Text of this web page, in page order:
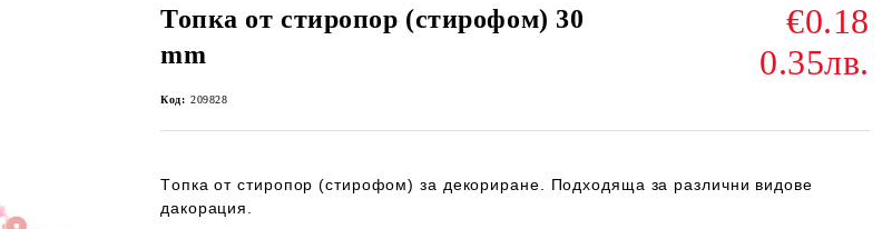
Топка от стиропор (стирофом) 30
mm
€0.18
0.35лв.
Код: 209828
Tопка от стиропор (стирофом) за декориране. Подходяща за различни видове
дакорация.